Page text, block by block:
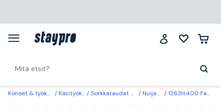
Koneet & työkalut Käsityökalut Sorkkaraudat & vasarat Nuijavasarat 1263H.400 Facom Leka 4800 g